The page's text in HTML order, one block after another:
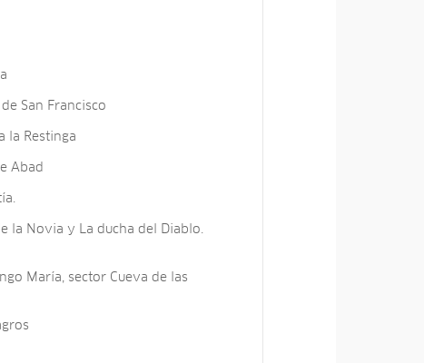
San Francisco
la Restinga
Abad
la Novia y La ducha del Diablo.
María, sector Cueva de las